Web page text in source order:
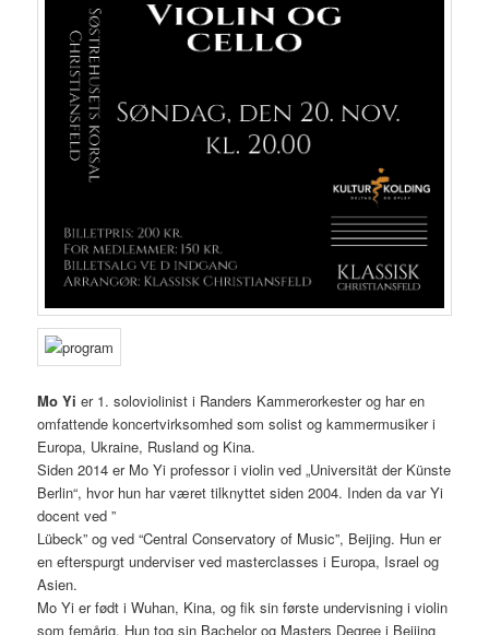
Mo Yi er 1. soloviolinist i Randers Kammerorkester og har en
omfattende koncertvirksomhed som solist og kammermusiker i
Europa, Ukraine, Rusland og Kina.
Siden 2014 er Mo Yi professor i violin ved „Universität der Künste
Berlin“, hvor hun har været tilknyttet siden 2004. Inden da var Yi
docent ved ”
Lübeck” og ved “Central Conservatory of Music”, Beijing. Hun er
en efterspurgt underviser ved masterclasses i Europa, Israel og
Asien.
Mo Yi er født i Wuhan, Kina, og fik sin første undervisning i violin
som femårig. Hun tog sin Bachelor og Masters Degree i Beijing